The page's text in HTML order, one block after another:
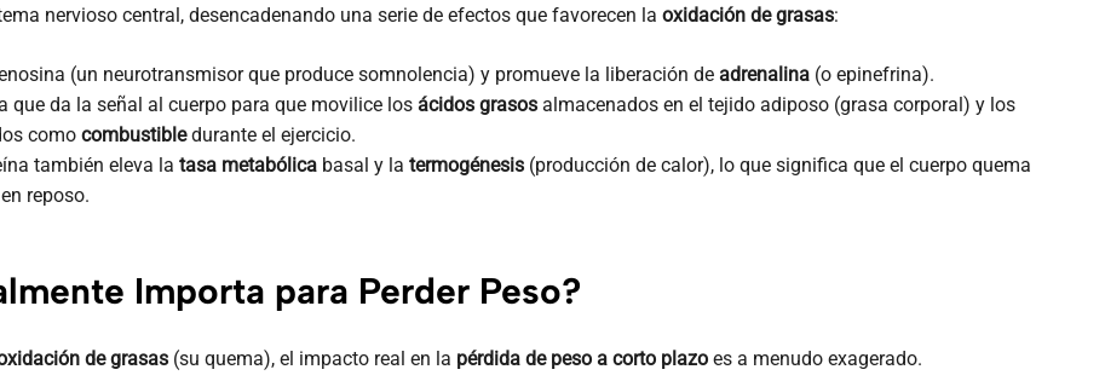
nervioso central, desencadenando una serie de efectos que favorecen la oxidación de grasas:
(un neurotransmisor que produce somnolencia) y promueve la liberación de adrenalina(o epinefrina).
que da la señal al cuerpo para que movilice los ácidos grasosalmacenados en el tejido adiposo (grasa corporal) y los
como combustibledurante el ejercicio.
también eleva la tasa metabólicabasal y la termogénesis(producción de calor), lo que significa que el cuerpo quema
reposo.
Importa para Perder Peso?
de grasas (su quema), el impacto real en la pérdida de peso a corto plazo es a menudo exagerado.